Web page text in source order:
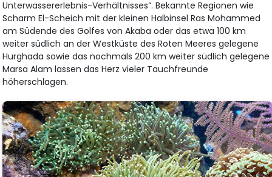
Unterwassererlebnis-Verhältnisses“. Bekannte Regionen wie
Scharm El-Scheich mit der kleinen Halbinsel Ras Mohammed
am Südende des Golfes von Akaba oder das etwa 100 km
weiter südlich an der Westküste des Roten Meeres gelegene
Hurghada sowie das nochmals 200 km weiter südlich gelegene
Marsa Alam lassen das Herz vieler Tauchfreunde
höherschlagen.